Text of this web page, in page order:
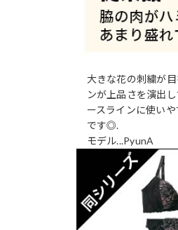
大きな花の刺繍が
ンが上品さを演出
ースラインに使い
です◎.
モデル...PyunA